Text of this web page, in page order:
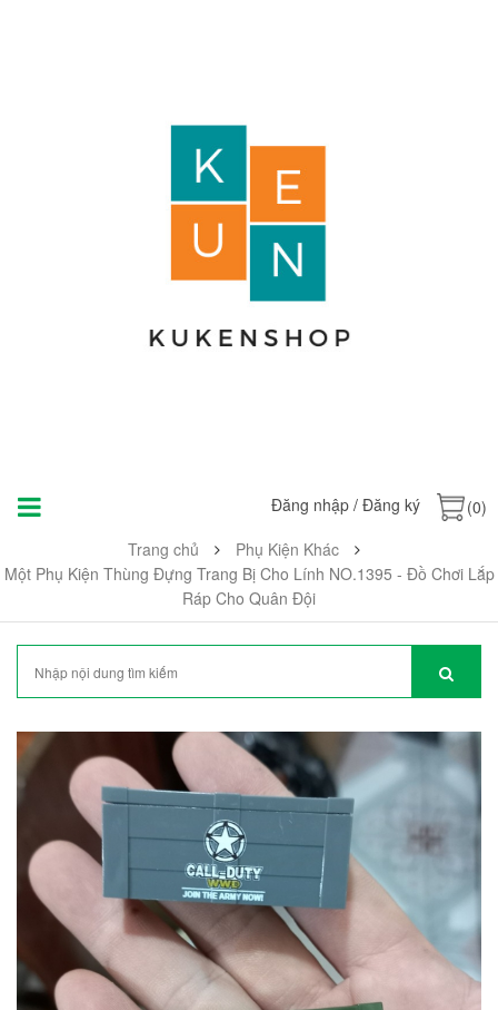
Đăng nhập / Đăng ký
(0)
Trang chủ
Phụ Kiện Khác
Một Phụ Kiện Thùng Đựng Trang Bị Cho Lính NO.1395 - Đồ Chơi Lắp
Ráp Cho Quân Đội